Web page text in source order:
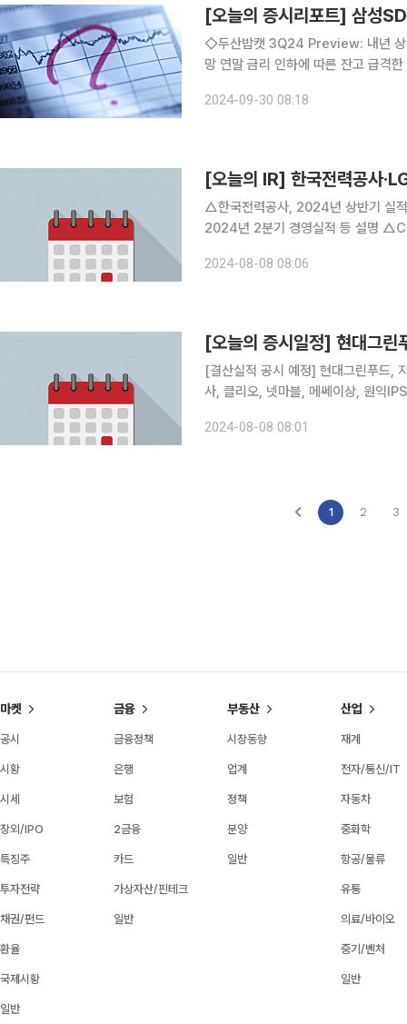
[오늘의 증시리포트] 삼성
◇두산밥캣 3Q24 Preview: 내년 상
망 연말 금리 인하에 따른 잔고 급격
17.2%)으로 컨센서스 2.5% 상회 전
2024-09-30 08:18
[오늘의 IR] 한국전력공사
△한국전력공사, 2024년 상반기 실
2024년 2분기 경영실적 등 설명
실적 발표 △현대백화점, 2024년 2
2024-08-08 08:06
[오늘의 증시일정] 현대그린
[결산실적 공시 예정] 현대그린푸드,
사, 클리오, 넷마블, 메쎄이상, 원익
아쏘시오홀딩스, 미디어젠, 바이온, 에
2024-08-08 08:01
1 2 3
마켓
공시
시황
시세
장외/IPO
특징주
투자전략
채권/펀드
환율
국제시황
일반
금융
금융정책
은행
보험
2금융
카드
가상자산/핀테크
일반
부동산
시장동향
업계
정책
분양
일반
산업
재계
전자/통신/IT
자동차
중화학
항공/물류
유통
의료/바이오
중기/벤처
일반